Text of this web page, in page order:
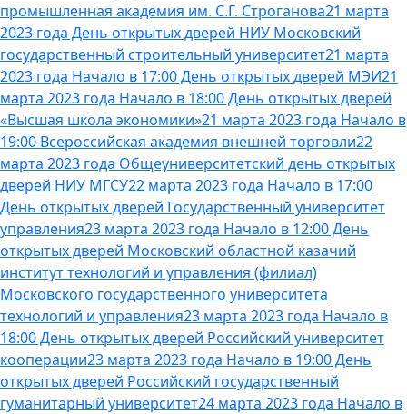
промышленная академия им. С.Г. Строганова21 марта
2023 года День открытых дверей НИУ Московский
государственный строительный университет21 марта
2023 года Начало в 17:00 День открытых дверей МЭИ21
марта 2023 года Начало в 18:00 День открытых дверей
«Высшая школа экономики»21 марта 2023 года Начало в
19:00 Всероссийская академия внешней торговли22
марта 2023 года Общеуниверситетский день открытых
дверей НИУ МГСУ22 марта 2023 года Начало в 17:00
День открытых дверей Государственный университет
управления23 марта 2023 года Начало в 12:00 День
открытых дверей Московский областной казачий
институт технологий и управления (филиал)
Московского государственного университета
технологий и управления23 марта 2023 года Начало в
18:00 День открытых дверей Российский университет
кооперации23 марта 2023 года Начало в 19:00 День
открытых дверей Российский государственный
гуманитарный университет24 марта 2023 года Начало в